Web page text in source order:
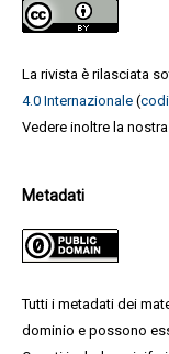
La rivista è rilasciata
4.0 Internazionale(
Vedere inoltre la nostra
Metadati
Tutti i metadati dei
dominio e possono